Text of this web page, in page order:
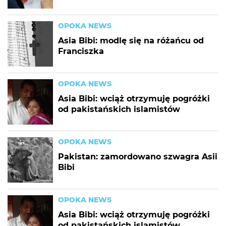
OPOKA NEWS
Asia Bibi: modlę się na różańcu od
Franciszka
OPOKA NEWS
Asia Bibi: wciąż otrzymuję pogróżki
od pakistańskich islamistów
OPOKA NEWS
Pakistan: zamordowano szwagra Asii
Bibi
OPOKA NEWS
Asia Bibi: wciąż otrzymuję pogróżki